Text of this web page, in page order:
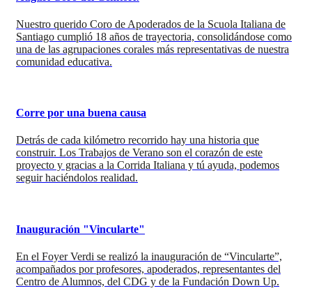
Nuestro querido Coro de Apoderados de la Scuola Italiana de
Santiago cumplió 18 años de trayectoria, consolidándose como
una de las agrupaciones corales más representativas de nuestra
comunidad educativa.
Corre por una buena causa
Detrás de cada kilómetro recorrido hay una historia que
construir. Los Trabajos de Verano son el corazón de este
proyecto y gracias a la Corrida Italiana y tú ayuda, podemos
seguir haciéndolos realidad.
Inauguración "Vincularte"
En el Foyer Verdi se realizó la inauguración de “Vincularte”,
acompañados por profesores, apoderados, representantes del
Centro de Alumnos, del CDG y de la Fundación Down Up.